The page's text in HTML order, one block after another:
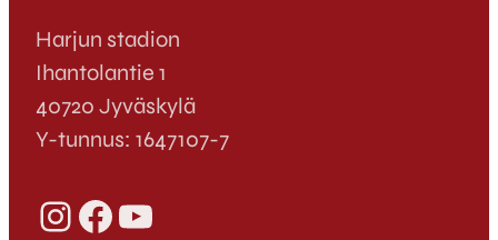
Harjun stadion
Ihantolantie 1
40720 Jyväskylä
Y-tunnus: 1647107-7
InstagramFacebook YouTube